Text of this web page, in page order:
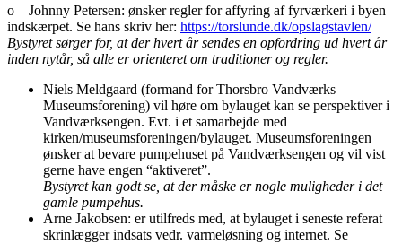
o Johnny Petersen: ønsker regler for affyring af fyrværkeri i byen
indskærpet. Se hans skriv her: https://torslunde.dk/opslagstavlen/
Bystyret sørger for, at der hvert år sendes en opfordring ud hvert år
inden nytår, så alle er orienteret om traditioner og regler.
Niels Meldgaard (formand for Thorsbro Vandværks
Museumsforening) vil høre om bylauget kan se perspektiver i
Vandværksengen. Evt. i et samarbejde med
kirken/museumsforeningen/bylauget. Museumsforeningen
ønsker at bevare pumpehuset på Vandværksengen og vil vist
gerne have engen “aktiveret”.
Bystyret kan godt se, at der måske er nogle muligheder i det
gamle pumpehus.
Arne Jakobsen: er utilfreds med, at bylauget i seneste referat
skrinlægger indsats vedr. varmeløsning og internet. Se